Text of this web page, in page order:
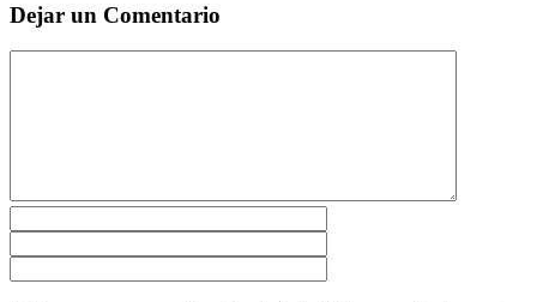
Dejar un Comentario